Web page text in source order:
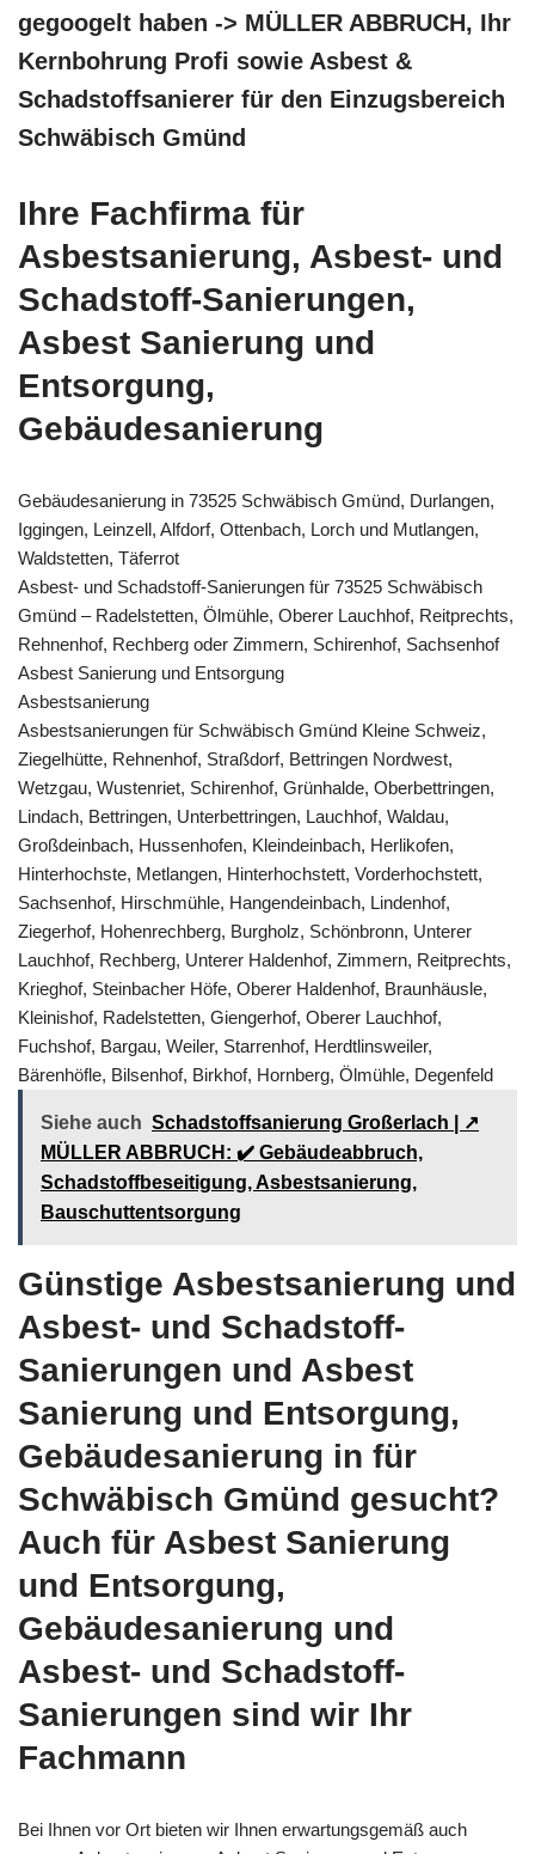
gegoogelt haben -> MÜLLER ABBRUCH, Ihr
Kernbohrung Profi sowie Asbest &
Schadstoffsanierer für den Einzugsbereich
Schwäbisch Gmünd
Ihre Fachfirma für
Asbestsanierung, Asbest- und
Schadstoff-Sanierungen,
Asbest Sanierung und
Entsorgung,
Gebäudesanierung
Gebäudesanierung in 73525 Schwäbisch Gmünd, Durlangen,
Iggingen, Leinzell, Alfdorf, Ottenbach, Lorch und Mutlangen,
Waldstetten, Täferrot
Asbest- und Schadstoff-Sanierungen für 73525 Schwäbisch
Gmünd – Radelstetten, Ölmühle, Oberer Lauchhof, Reitprechts,
Rehnenhof, Rechberg oder Zimmern, Schirenhof, Sachsenhof
Asbest Sanierung und Entsorgung
Asbestsanierung
Asbestsanierungen für Schwäbisch Gmünd Kleine Schweiz,
Ziegelhütte, Rehnenhof, Straßdorf, Bettringen Nordwest,
Wetzgau, Wustenriet, Schirenhof, Grünhalde, Oberbettringen,
Lindach, Bettringen, Unterbettringen, Lauchhof, Waldau,
Großdeinbach, Hussenhofen, Kleindeinbach, Herlikofen,
Hinterhochste, Metlangen, Hinterhochstett, Vorderhochstett,
Sachsenhof, Hirschmühle, Hangendeinbach, Lindenhof,
Ziegerhof, Hohenrechberg, Burgholz, Schönbronn, Unterer
Lauchhof, Rechberg, Unterer Haldenhof, Zimmern, Reitprechts,
Krieghof, Steinbacher Höfe, Oberer Haldenhof, Braunhäusle,
Kleinishof, Radelstetten, Giengerhof, Oberer Lauchhof,
Fuchshof, Bargau, Weiler, Starrenhof, Herdtlinsweiler,
Bärenhöfle, Bilsenhof, Birkhof, Hornberg, Ölmühle, Degenfeld
Siehe auch Schadstoffsanierung Großerlach | ↗️
MÜLLER ABBRUCH: ✔️ Gebäudeabbruch,
Schadstoffbeseitigung, Asbestsanierung,
Bauschuttentsorgung
Günstige Asbestsanierung und
Asbest- und Schadstoff-
Sanierungen und Asbest
Sanierung und Entsorgung,
Gebäudesanierung in für
Schwäbisch Gmünd gesucht?
Auch für Asbest Sanierung
und Entsorgung,
Gebäudesanierung und
Asbest- und Schadstoff-
Sanierungen sind wir Ihr
Fachmann
Bei Ihnen vor Ort bieten wir Ihnen erwartungsgemäß auch